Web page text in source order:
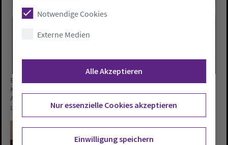
Einführung von Pfarrer Matthias Hempel (Mitte) als Beauftragter für
Konfirmandenzeit der oldenburgischen Kirche im Blockhaus
Ahlhorn durch Oberkirchenrat Detlef Mucks-Büker (li.) und
Landesjugendpfarrer Dr. Sven Evers (re.). Fotos: ejo/Eva Brunken
Notwendige Cookies
Externe Medien
Alle Akzeptieren
Nur essenzielle Cookies akzeptieren
Einwilligung speichern